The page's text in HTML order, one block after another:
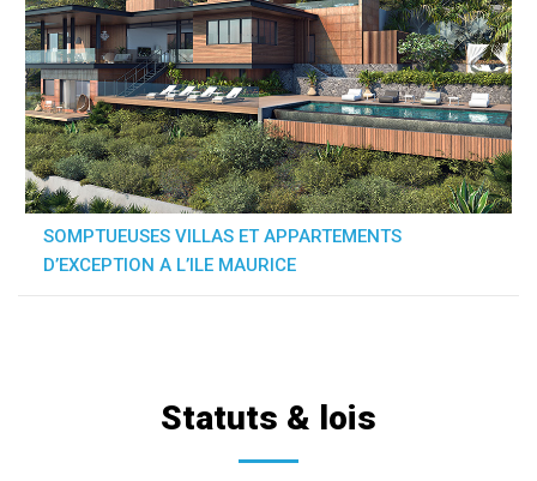
SOMPTUEUSES VILLAS ET APPARTEMENTS
D’EXCEPTION A L’ILE MAURICE
Statuts & lois